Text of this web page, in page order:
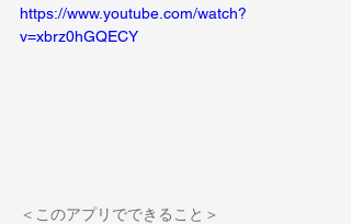
https://www.youtube.com/watch?
v=xbrz0hGQECY
＜このアプリでできること＞